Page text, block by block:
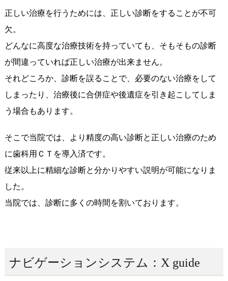
正しい治療を行うためには、正しい診断をすることが不可
欠。
どんなに高度な治療技術を持っていても、そもそもの診断
が間違っていれば正しい治療が出来ません。
それどころか、診断を誤ることで、必要のない治療をして
しまったり、治療後に合併症や後遺症を引き起こしてしま
う場合もあります。
そこで当院では、より精度の高い診断と正しい治療のため
に歯科用ＣＴを導入済です。
従来以上に精細な診断と分かりやすい説明が可能になりま
した。
当院では、診断に多くの時間を割いております。
ナビゲーションシステム：X guide